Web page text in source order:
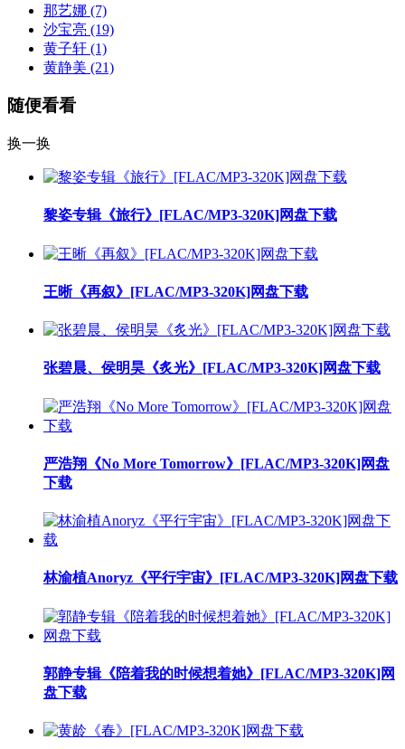
那艺娜 (7)
沙宝亮 (19)
黄子轩 (1)
黄静美 (21)
随便看看
换一换
黎姿专辑《旅行》[FLAC/MP3-320K]网盘下载
王晰《再叙》[FLAC/MP3-320K]网盘下载
张碧晨、侯明昊《炙光》[FLAC/MP3-320K]网盘下载
严浩翔《No More Tomorrow》[FLAC/MP3-320K]网盘
下载
林渝植Anoryz《平行宇宙》[FLAC/MP3-320K]网盘下载
郭静专辑《陪着我的时候想着她》[FLAC/MP3-320K]网
盘下载